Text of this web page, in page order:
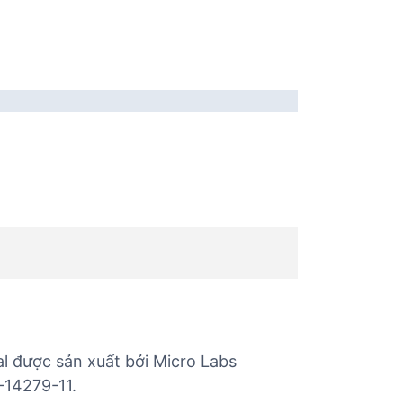
được sản xuất bởi Micro Labs
11.